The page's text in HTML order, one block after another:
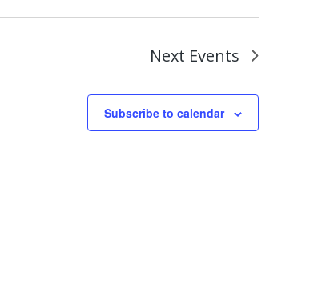
Next Events
Subscribe to calendar